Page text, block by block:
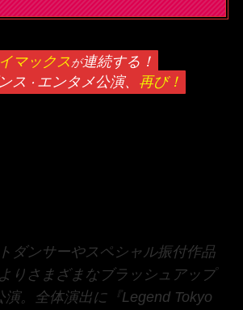
マックス が連続する！
ス ・ エンタメ公演、 再び！
ダンサーやスペシャル振付作品
りさまざまなブラッシュアップ
演。全体演出に『Legend Tokyo